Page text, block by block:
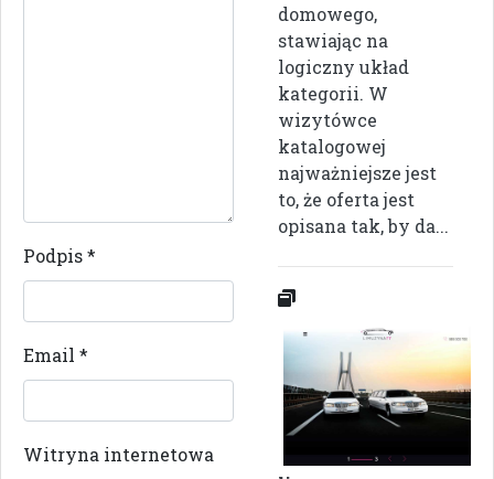
Podpis*
Email *
Witryna internetowa
domowego,
stawiając na
logiczny układ
kategorii. W
wizytówce
katalogowej
najważniejsze jest
to, że oferta jest
opisana tak, by da...